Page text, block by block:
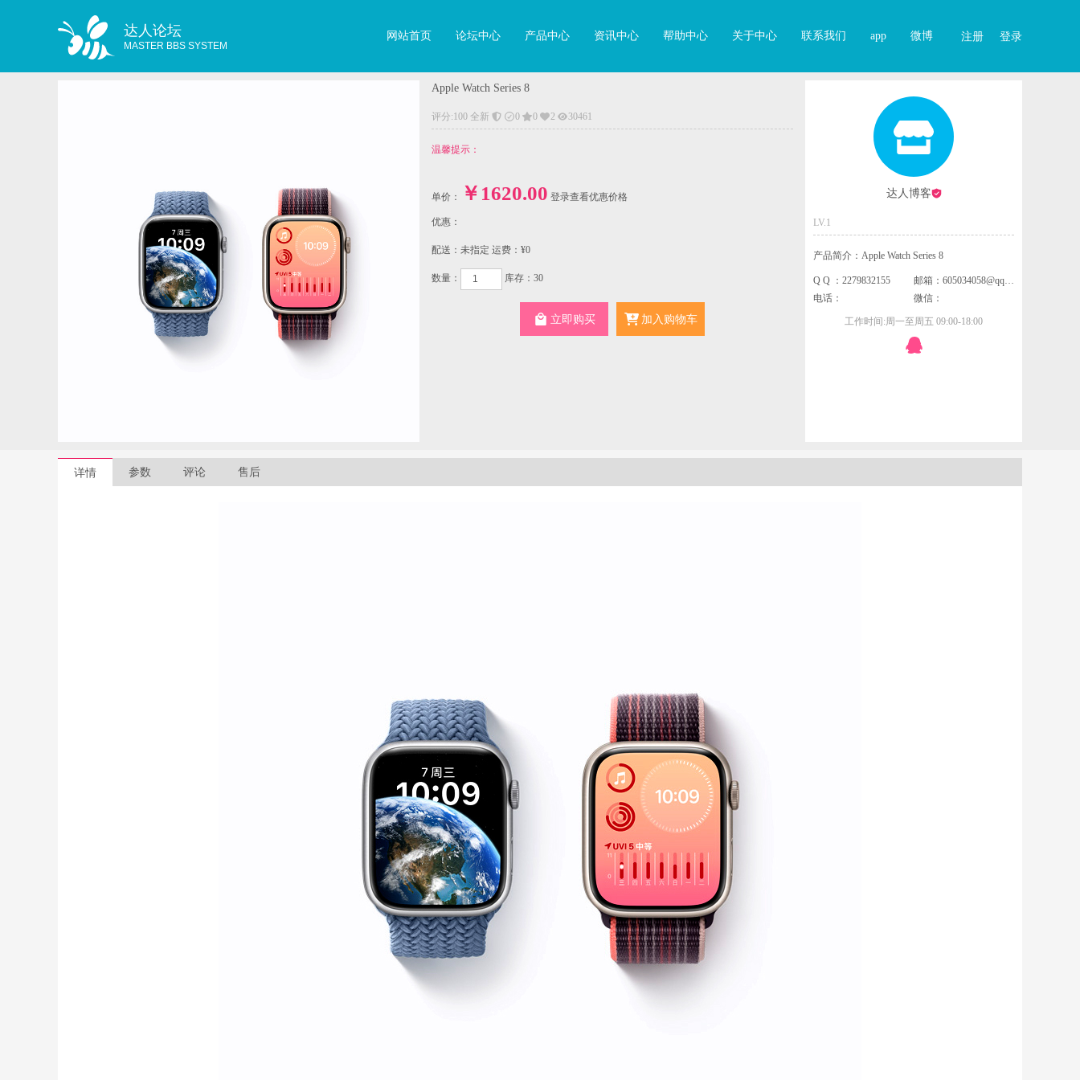
达人论坛
MASTER BBS SYSTEM
注册 登录
网站首页 论坛中心 产品中心 资讯中心 帮助中心 关于中心 联系我们 app 微博
Apple Watch Series 8
评分:100 全新 0 0 2 30461
温馨提示：
单价： ￥ 1620.00 登录查看优惠价格
优惠：
配送：未指定 运费：¥0
数量： 库存：30
立即购买 加入购物车
达人博客
LV.1
产品简介：Apple Watch Series 8
Q Q ：2279832155
邮箱：605034058@qq.com
电话：
微信：
工作时间:周一至周五 09:00-18:00
详情 参数 评论 售后